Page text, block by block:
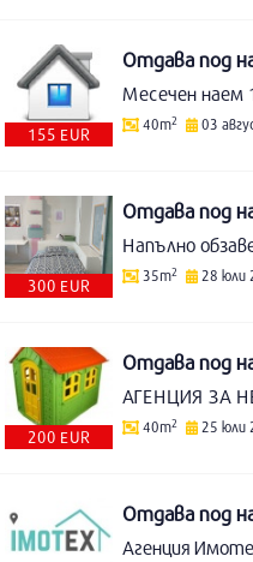
155 EUR
Отдава под
Месечен наем
40m2 03
300 EUR
Отдава под
35m2 28 юли
200 EUR
Отдава под
40m2 25 юли
Отдава под